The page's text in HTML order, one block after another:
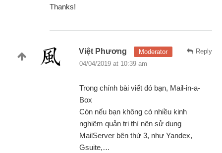
Thanks!
Reply
Việt Phương
Moderator
04/04/2019 at 10:39 am
Trong chính bài viết đó bạn, Mail-in-a-
Box
Còn nếu bạn không có nhiều kinh
nghiệm quản trị thì nên sử dụng
MailServer bên thứ 3, như Yandex,
Gsuite,…